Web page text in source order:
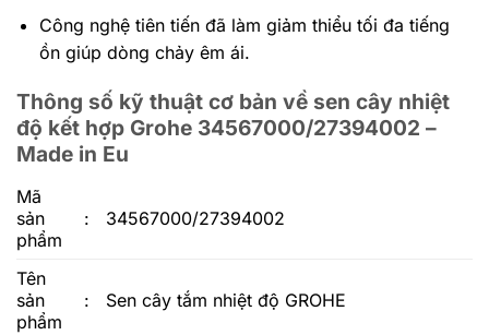
Công nghệ tiên tiến đã làm giảm thiểu tối đa tiếng
ồn giúp dòng chảy êm ái.
Thông số kỹ thuật cơ bản về sen cây nhiệt
độ kết hợp Grohe 34567000/27394002 –
Made in Eu
Mã
sản
phẩm
: 34567000/27394002
Tên
sản
phẩm
: Sen cây tắm nhiệt độ GROHE